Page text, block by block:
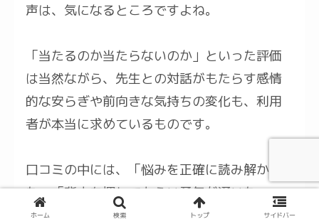
声は、気になるところですよね。
「当たるのか当たらないのか」といった評価
は当然ながら、先生との対話がもたらす感情
的な安らぎや前向きな気持ちの変化も、利用
者が本当に求めているものです。
口コミの中には、「悩みを正確に読み解かれ
た」「背中を押してもらい勇気が湧いた」
「思いもよらない視点から解決策を示され
ホーム 検索 トップ サイドバー